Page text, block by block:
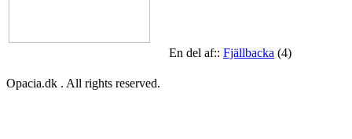
En del af:: Fjällbacka (4)
Opacia.dk . All rights reserved.